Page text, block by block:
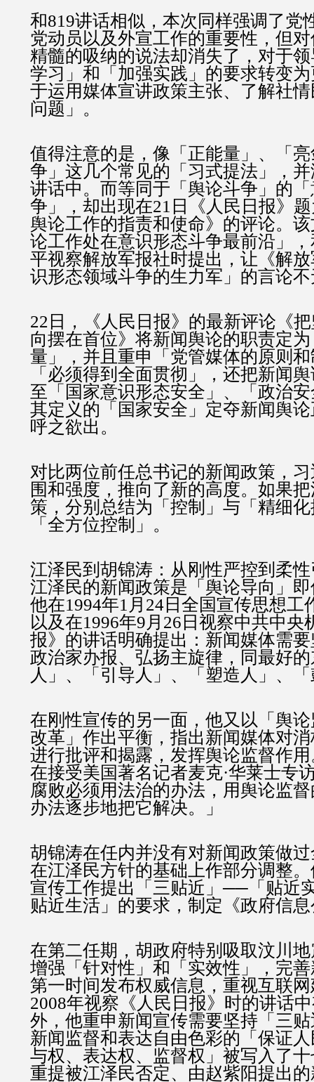
和819讲话相似，本次同样强调了党
党动员以及外宣工作的重要性，但
精髓的吸纳的说法却消失了，对于
学习」和「加强实践」的要求转变
于运用媒体宣讲政策主张、了解社
问题」。
值得注意的是，像「正能量」、「
争」这几个常见的「习式提法」，
讲话中。而等同于「舆论斗争」的
争」，却出现在21日《人民日报》
舆论工作的指责和使命》的评论。
论工作处在意识形态斗争最前沿」
平视察解放军报社时提出，让《解
识形态领域斗争的生力军」的言论
22日，《人民日报》的最新评论《
向摆在首位》将新闻舆论的职责定
量」，并且重申「党管媒体的原则
「必须得到全面贯彻」，还把新闻
至「国家意识形态安全」、「政治
其定义的「国家安全」定夺新闻舆
呼之欲出。
对比两位前任总书记的新闻政策，
围和强度，推向了新的高度。如果
策，分别总结为「控制」与「精细
「全方位控制」。
江泽民到胡锦涛：从刚性严控到柔
江泽民的新闻政策是「舆论导向」
他在1994年1月24日全国宣传思想工
以及在1996年9月26日视察中共中央
报》的讲话明确提出：新闻媒体需
政治家办报、弘扬主旋律，同最好
人」、「引导人」、「塑造人」、
在刚性宣传的另一面，他又以「舆
改革」作出平衡，指出新闻媒体对
进行批评和揭露，发挥舆论监督作
在接受美国著名记者麦克·华莱士专
腐败必须用法治的办法，用舆论监
办法逐步地把它解决。」
胡锦涛在任内并没有对新闻政策做
在江泽民方针的基础上作部分调整
宣传工作提出「三贴近」──「贴近
贴近生活」的要求，制定《政府信
在第二任期，胡政府特别吸取汶川
增强「针对性」和「实效性」，完
第一时间发布权威信息，重视互联
2008年视察《人民日报》时的讲话
外，他重申新闻宣传需要坚持「三
新闻监督和表达自由色彩的「保证
与权、表达权、监督权」被写入了
重提被江泽民否定、由赵紫阳提出